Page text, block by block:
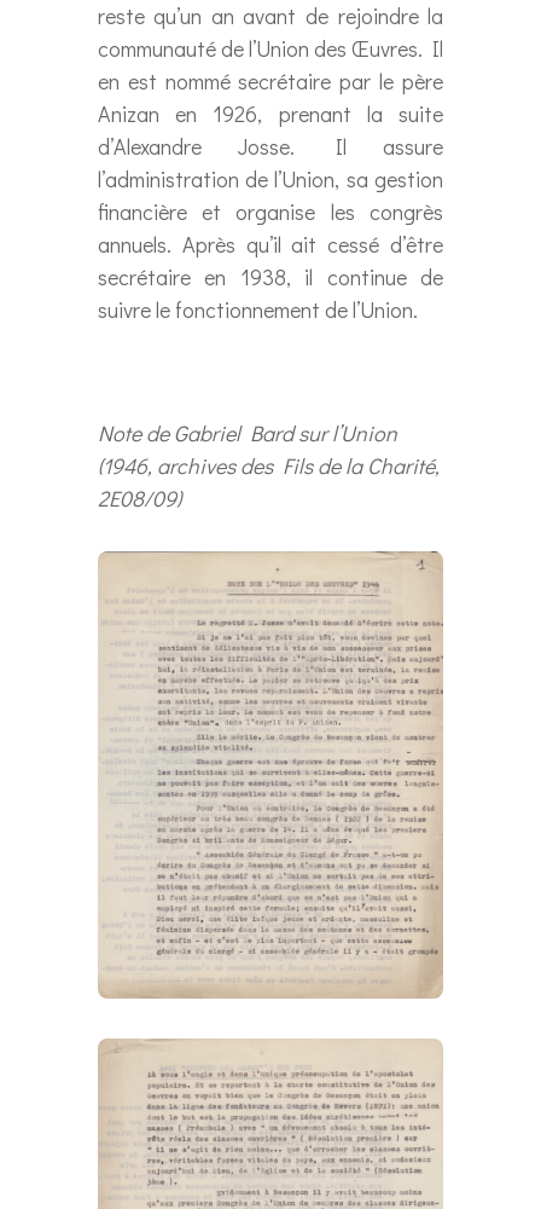
reste qu’un an avant de rejoindre la
communauté de l’Union des Œuvres. Il
en est nommé secrétaire par le père
Anizan en 1926, prenant la suite
d’Alexandre Josse. Il assure
l’administration de l’Union, sa gestion
financière et organise les congrès
annuels. Après qu’il ait cessé d’être
secrétaire en 1938, il continue de
suivre le fonctionnement de l’Union.
Note de Gabriel Bard sur l’Union
(1946, archives des Fils de la Charité,
2E08/09)